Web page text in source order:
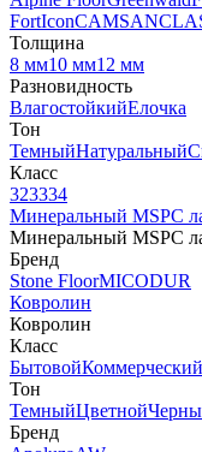
FortIconCAMSAN
Толщина
8 мм10 мм12 мм
Разновидность
ВлагостойкийЕлочка
Тон
ТемныйНатуральный
Класс
323334
Минеральный MSPC
Минеральный MSPC
Бренд
Stone FloorMICODUR
Ковролин
Ковролин
Класс
БытовойКоммерческий
Тон
ТемныйЦветной
Бренд